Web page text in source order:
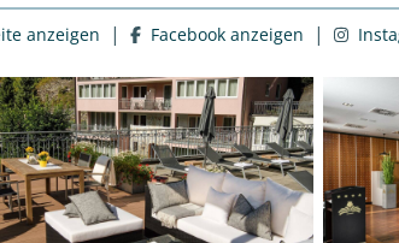
anzeigen | Facebook anzeigen |